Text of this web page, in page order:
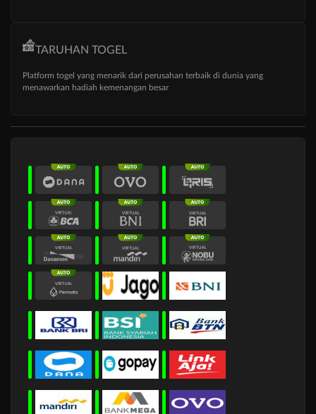
TARUHAN TOGEL
Platform togel yang menarik dari perusahan terbaik di dunia yang
menawarkan hadiah kemenangan besar